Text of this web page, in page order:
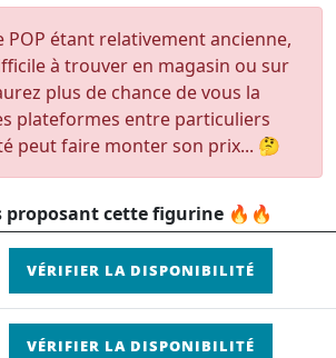
étant relativement ancienne,
à trouver en magasin ou sur
plus de chance de vous la
plateformes entre particuliers
peut faire monter son prix... 🤔
proposant cette figurine 🔥🔥
VÉRIFIER LA DISPONIBILITÉ
VÉRIFIER LA DISPONIBILITÉ